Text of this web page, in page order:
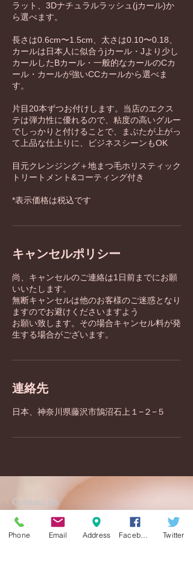
ラット、3Dナチュラルラッシュ(jカール)か
ら選べます。
長さは0.6cm〜1.5cm、太さは0.10〜0.18、
カールは日本人に似合うjカール・Jより少し
カールしたBカール・一般的なカールのCカ
ール・カールが強いCCカールから選べま
す。
片目20本ずつお付けします。当店のエクス
テは弾力性に優れるので、粘度の高いグルー
でしっかりと付けることで、まぶたが上がっ
て上品な仕上りに、ビジネスシーンもOK
目元クレンジング＋地まつ毛ホリスティック
トリートメント&コーティング付き
*表示価格は税込です
キャンセルポリシー
尚、キャンセルのご連絡は1日前までにお願
いいたします。
無断キャンセルは他のお客様のご迷惑となり
ますのでお避けくださいますよう
お願い致します。その場合キャンセル料が発
生する場合がございます。
連絡先
日本、神奈川県藤沢市鵠沼石上１−２−５
​​​Contact Us
セレブのための美容サロン
Christie
Phone Email Address Twitter